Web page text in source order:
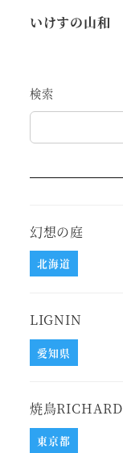
いけすの山和
検索
幻想の庭
北海道
LIGNIN
愛知県
焼鳥RICHARD
東京都